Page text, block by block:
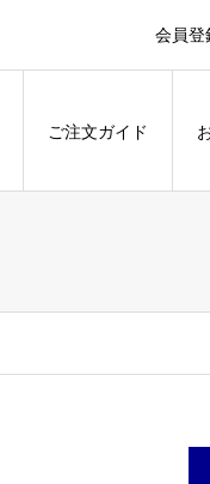
会員登
ご注文ガイド